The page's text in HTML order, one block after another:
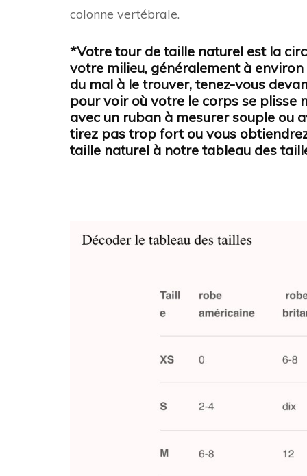
colonne vertébrale.
*Votre tour de taille naturel est la
votre milieu, généralement à
du mal à le trouver, tenez-vous
pour voir où votre le corps se plisse
avec un ruban à mesurer souple ou
tirez pas trop fort ou vous
taille naturel à notre tableau des